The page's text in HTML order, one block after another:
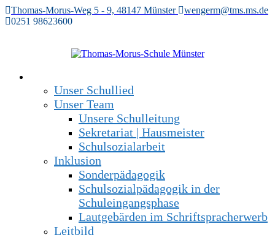
Zum
Inhalt
Thomas-Morus-Weg 5 - 9, 48147 Münster
wengerm@tms.ms.de
0251 98623600
Unser Schullied
Unser Team
Unsere Schulleitung
Sekretariat | Hausmeister
Schulsozialarbeit
Inklusion
Sonderpädagogik
Schulsozialpädagogik in der
Schuleingangsphase
Lautgebärden im Schriftspracherwerb
Leitbild